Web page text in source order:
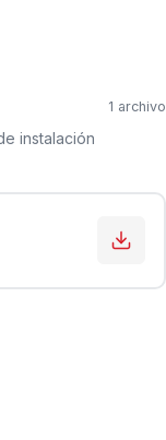
1 archivo
instalación